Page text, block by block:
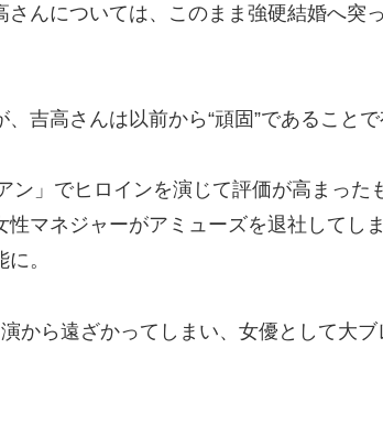
さんについては、このまま強硬結婚へ突
吉高さんは以前から“頑固”であることで
ン」でヒロインを演じて評価が高まった
性マネジャーがアミューズを退社してし
。
から遠ざかってしまい、女優として大